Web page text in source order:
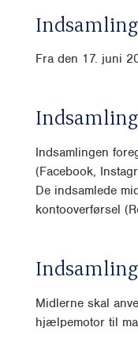
Fra den 17. juni
Indsamlingen
(Facebook,
De indsamlede
kontooverførsel
Midlerne skal
hjælpemotor til